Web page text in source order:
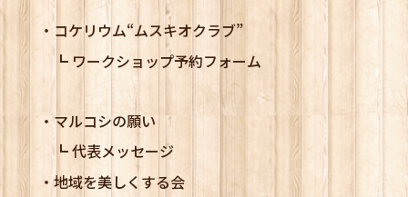
コケリウム“ムスキオクラブ”
ワークショップ予約フォーム
マルコシの願い
代表メッセージ
地域を美しくする会